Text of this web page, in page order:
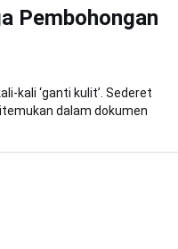
Pembohongan
kali ‘ganti kulit’. Sederet
dalam dokumen